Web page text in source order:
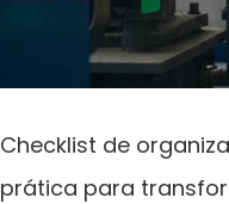
Checklist de
prática para